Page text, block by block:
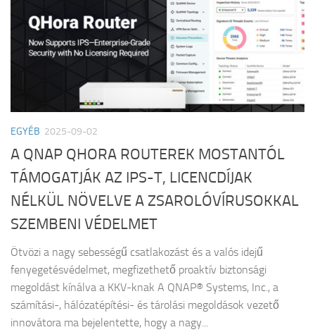
EGYÉB 2025-09-02
A QNAP QHORA ROUTEREK MOSTANTÓL
TÁMOGATJÁK AZ IPS-T, LICENCDÍJAK
NÉLKÜL NÖVELVE A ZSAROLÓVÍRUSOKKAL
SZEMBENI VÉDELMET
Ötvözi a nagy sebességű csatlakozást és a valós idejű
fenyegetésvédelmet, megfizethető proaktív biztonsági
megoldást kínálva a KKV-knak A QNAP® Systems, Inc., a
számítási-, hálózatépítési- és tárolási megoldások vezető
innovátora ma bejelentette, hogy a nagy...